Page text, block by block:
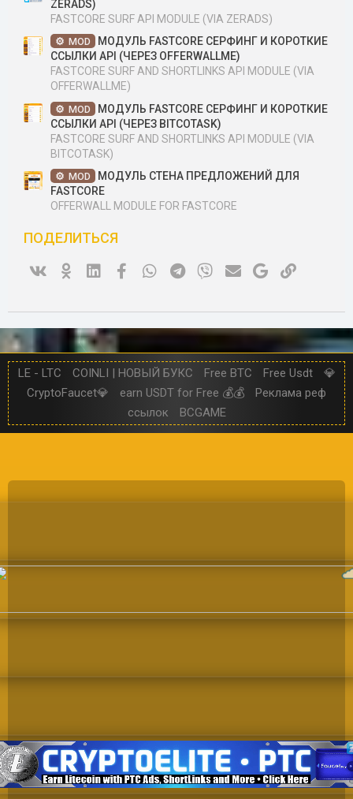
ZERADS)
FASTCORE SURF API MODULE (VIA ZERADS)
MOD
МОДУЛЬ FASTCORE СЕРФИНГ И КОРОТКИЕ
ССЫЛКИ API (ЧЕРЕЗ OFFERWALLME)
FASTCORE SURF AND SHORTLINKS API MODULE (VIA
OFFERWALLME)
MOD
МОДУЛЬ FASTCORE СЕРФИНГ И КОРОТКИЕ
ССЫЛКИ API (ЧЕРЕЗ BITCOTASK)
FASTCORE SURF AND SHORTLINKS API MODULE (VIA
BITCOTASK)
MOD
МОДУЛЬ СТЕНА ПРЕДЛОЖЕНИЙ ДЛЯ
FASTCORE
OFFERWALL MODULE FOR FASTCORE
ПОДЕЛИТЬСЯ
Ok Linked InFacebookWhatsAppTelegram
Viber Электронная почта
Google
LE - LTC COINLI | НОВЫЙ БУКС Free BTC Free Usdt
💎
CryptoFaucet💎
earn USDT for Free 💰💰
Реклама реф
ссылок
BCGAME